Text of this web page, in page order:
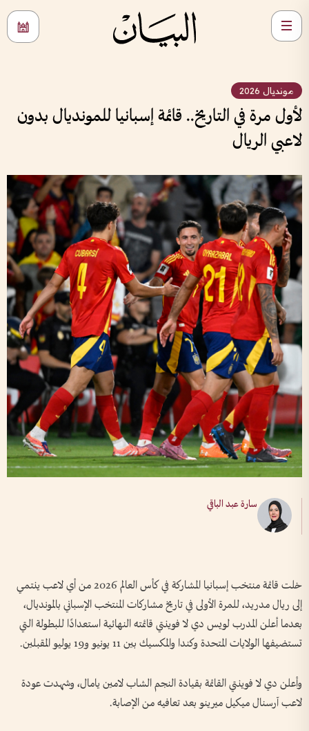
مونديال 2026
لأول مرة في التاريخ.. قائمة إسبانيا للمونديال بدون
لاعبي الريال
سارة عبد الباقي
خلت قائمة منتخب إسبانيا المشاركة في كأس العالم 2026 من أي لاعب ينتمي
إلى ريال مدريد، للمرة الأولى في تاريخ مشاركات المنتخب الإسباني بالمونديال،
بعدما أعلن المدرب لويس دي لا فوينتي قائمته النهائية استعدادًا للبطولة التي
تستضيفها الولايات المتحدة وكندا والمكسيك بين 11 يونيو و19 يوليو المقبلين.
وأعلن دي لا فوينتي القائمة بقيادة النجم الشاب لامين يامال، وشهدت عودة
لاعب آرسنال ميكيل ميرينو بعد تعافيه من الإصابة.